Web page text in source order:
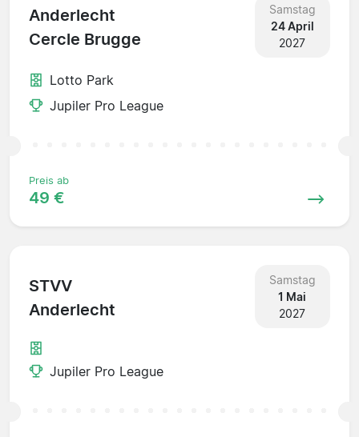
Anderlecht
Cercle Brugge
Samstag
24 April
2027
Lotto Park
Jupiler Pro League
Preis ab
49 €
STVV
Anderlecht
Samstag
1 Mai
2027
Jupiler Pro League